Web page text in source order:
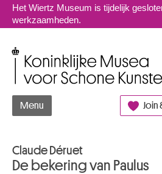
Naar
Het Wiertz Museum is tijdelijk
werkzaamheden.
Menu Join
Claude Déruet
De bekering van Paulus